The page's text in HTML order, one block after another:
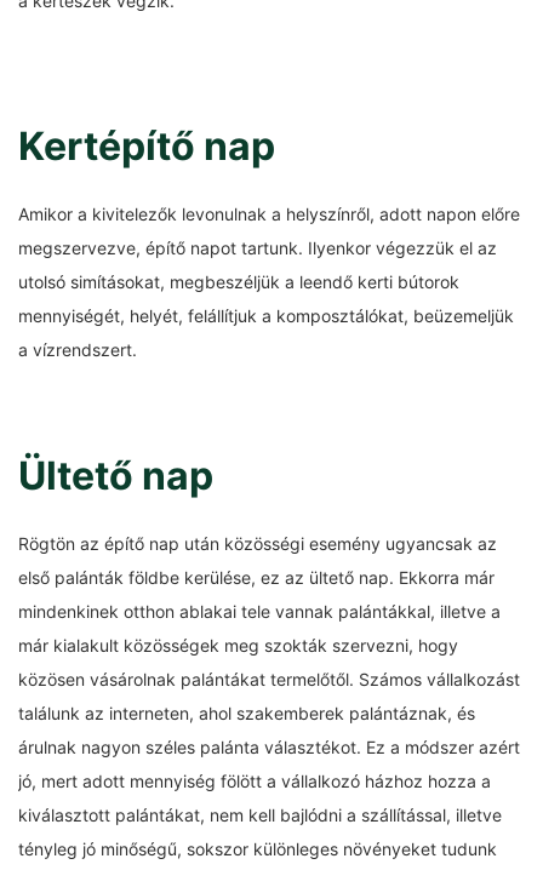
Kertépítő nap
Amikor a kivitelezők levonulnak a helyszínről, adott napon előre
megszervezve, építő napot tartunk. Ilyenkor végezzük el az
utolsó simításokat, megbeszéljük a leendő kerti bútorok
mennyiségét, helyét, felállítjuk a komposztálókat, beüzemeljük
a vízrendszert.
Ültető nap
Rögtön az építő nap után közösségi esemény ugyancsak az
első palánták földbe kerülése, ez az ültető nap. Ekkorra már
mindenkinek otthon ablakai tele vannak palántákkal, illetve a
már kialakult közösségek meg szokták szervezni, hogy
közösen vásárolnak palántákat termelőtől. Számos vállalkozást
találunk az interneten, ahol szakemberek palántáznak, és
árulnak nagyon széles palánta választékot. Ez a módszer azért
jó, mert adott mennyiség fölött a vállalkozó házhoz hozza a
kiválasztott palántákat, nem kell bajlódni a szállítással, illetve
tényleg jó minőségű, sokszor különleges növényeket tudunk